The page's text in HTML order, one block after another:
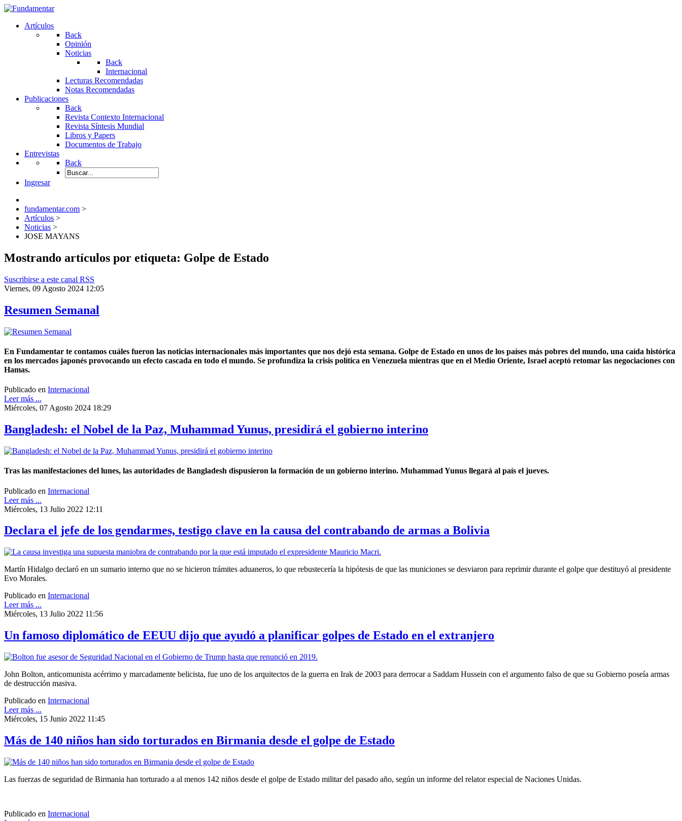
Artículos
Back
Opinión
Noticias
Back
Internacional
Lecturas Recomendadas
Notas Recomendadas
Publicaciones
Back
Revista Contexto Internacional
Revista Síntesis Mundial
Libros y Papers
Documentos de Trabajo
Entrevistas
Back
Ingresar
fundamentar.com >
Artículos >
Noticias >
JOSE MAYANS
Mostrando artículos por etiqueta: Golpe de Estado
Suscribirse a este canal RSS
Viernes, 09 Agosto 2024 12:05
Resumen Semanal
En Fundamentar te contamos cuáles fueron las noticias internacionales más importantes que nos dejó esta semana. Golpe de Estado en unos de los países más pobres del mundo, una caída histórica
en los mercados japonés provocando un efecto cascada en todo el mundo. Se profundiza la crisis política en Venezuela mientras que en el Medio Oriente, Israel aceptó retomar las negociaciones con
Hamas.
Publicado en Internacional
Leer más ...
Miércoles, 07 Agosto 2024 18:29
Bangladesh: el Nobel de la Paz, Muhammad Yunus, presidirá el gobierno interino
Tras las manifestaciones del lunes, las autoridades de Bangladesh dispusieron la formación de un gobierno interino. Muhammad Yunus llegará al país el jueves.
Publicado en Internacional
Leer más ...
Miércoles, 13 Julio 2022 12:11
Declara el jefe de los gendarmes, testigo clave en la causa del contrabando de armas a Bolivia
Martín Hidalgo declaró en un sumario interno que no se hicieron trámites aduaneros, lo que rebustecería la hipótesis de que las municiones se desviaron para reprimir durante el golpe que destituyó al presidente
Evo Morales.
Publicado en Internacional
Leer más ...
Miércoles, 13 Julio 2022 11:56
Un famoso diplomático de EEUU dijo que ayudó a planificar golpes de Estado en el extranjero
John Bolton, anticomunista acérrimo y marcadamente belicista, fue uno de los arquitectos de la guerra en Irak de 2003 para derrocar a Saddam Hussein con el argumento falso de que su Gobierno poseía armas
de destrucción masiva.
Publicado en Internacional
Leer más ...
Miércoles, 15 Junio 2022 11:45
Más de 140 niños han sido torturados en Birmania desde el golpe de Estado
Las fuerzas de seguridad de Birmania han torturado a al menos 142 niños desde el golpe de Estado militar del pasado año, según un informe del relator especial de Naciones Unidas.
Publicado en Internacional